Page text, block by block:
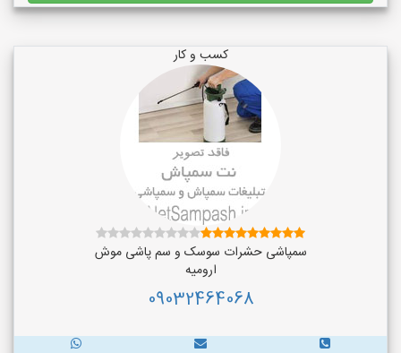
کسب و کار
سمپاشی حشرات سوسک و سم پاشی موش
ارومیه
09032464068